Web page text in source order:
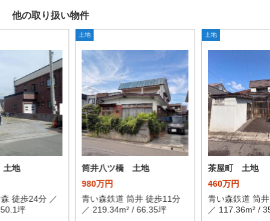
他の取り扱い物件
地
徒歩24分 ／
坪
土地
筒井八ツ橋 土地
980万円
青い森鉄道 筒井 徒歩11分
／ 219.34m² / 66.35坪
土地
茶屋町 土地
460万円
青い森鉄道 筒
／ 117.36m² /